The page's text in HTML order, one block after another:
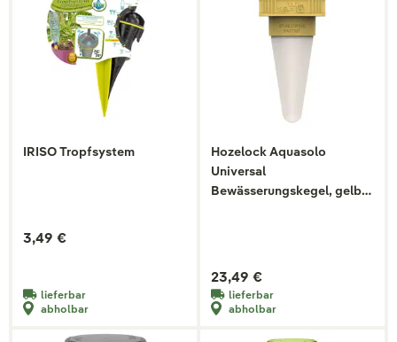
IRISO Tropfsystem
3,49 €
lieferbar
abholbar
Hozelock Aquasolo
Universal
Bewässerungskegel, gelb,
23,49 €
lieferbar
abholbar